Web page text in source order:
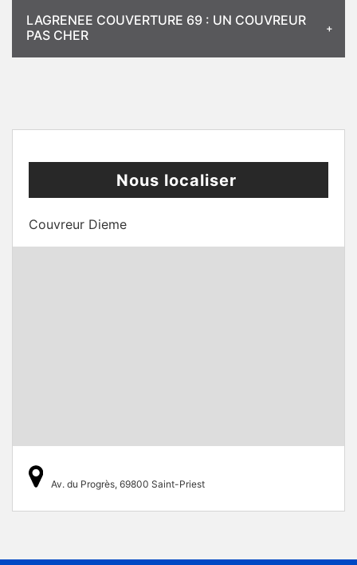
LAGRENEE COUVERTURE 69 : UN COUVREUR
PAS CHER
Nous localiser
Couvreur Dieme
Av. du Progrès, 69800 Saint-Priest